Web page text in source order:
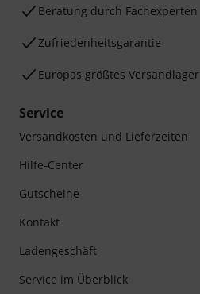
Beratung durch Fachexperten
Zufriedenheitsgarantie
Europas größtes Versandlager
Service
Versandkosten und Lieferzeiten
Hilfe-Center
Gutscheine
Kontakt
Ladengeschäft
Service im Überblick